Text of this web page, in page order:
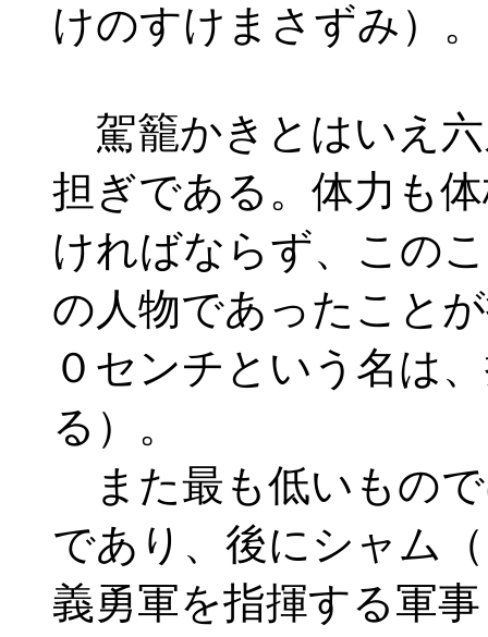
けのすけまさずみ）。
駕籠かきとはいえ
担ぎである。体力も
ければならず、この
の人物であったこと
０センチという名は
る）。
また最も低いもの
であり、後にシャム
義勇軍を指揮する軍